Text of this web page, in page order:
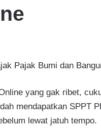
Pajak Bumi dan
yang gak ribet,
mendapatkan SPPT
lewat jatuh tempo.